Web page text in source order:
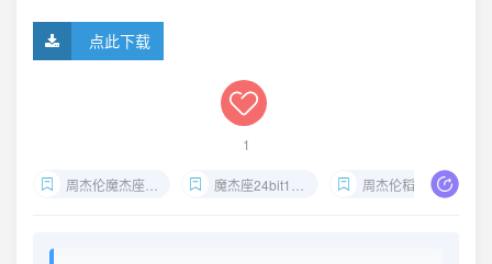
点此下载
1
周杰伦魔杰座黑胶 魔杰座24bit192kHz 周杰伦稻香无损下载